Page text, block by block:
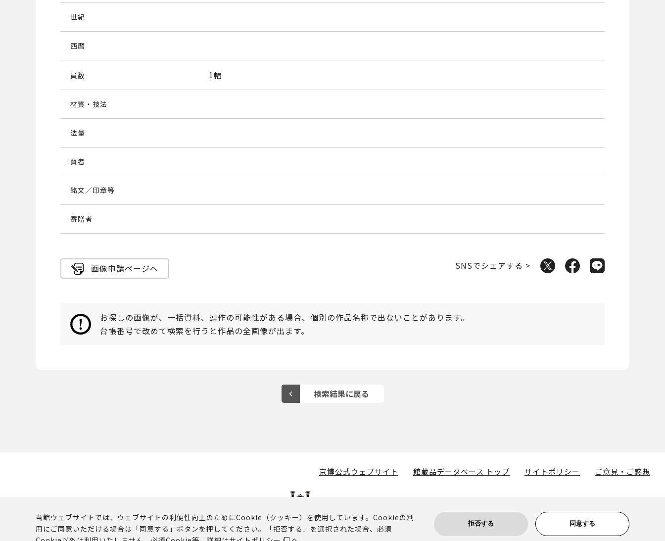
世紀
西暦
員数 1幅
材質・技法
法量
賛者
銘文／印章等
寄贈者
画像申請ページへ SNSでシェアする >
お探しの画像が、一括資料、連作の可能性がある場合、個別の作品名称で出ないことがあります。
台帳番号で改めて検索を行うと作品の全画像が出ます。
京博公式ウェブサイト 館蔵品データベース トップ サイトポリシー ご意見・ご感想
このウェブサイトに掲載されるコンテンツに関する著作権その他の権利は、京都国立博物館に帰属します。
当館ウェブサイトでは、ウェブサイトの利便性向上のためにCookie（クッキー）を使用しています。Cookieの利
用にご同意いただける場合は「同意する」ボタンを押してください。「拒否する」を選択された場合、必須
拒否する 同意する